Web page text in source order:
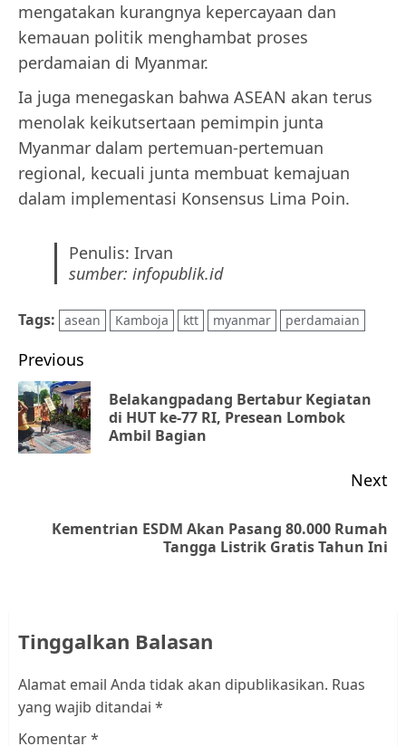
mengatakan kurangnya kepercayaan dan
kemauan politik menghambat proses
perdamaian di Myanmar.
Ia juga menegaskan bahwa ASEAN akan terus
menolak keikutsertaan pemimpin junta
Myanmar dalam pertemuan-pertemuan
regional, kecuali junta membuat kemajuan
dalam implementasi Konsensus Lima Poin.
Penulis: Irvan
sumber: infopublik.id
Tags: asean Kamboja ktt myanmar perdamaian
Post
navigation
Previous
Belakangpadang Bertabur Kegiatan
di HUT ke-77 RI, Presean Lombok
Ambil Bagian
Next
NextKementrian ESDM Akan Pasang 80.000 Rumah
Tangga Listrik Gratis Tahun Ini
Tinggalkan Balasan
Alamat email Anda tidak akan dipublikasikan. Ruas
yang wajib ditandai *
Komentar*